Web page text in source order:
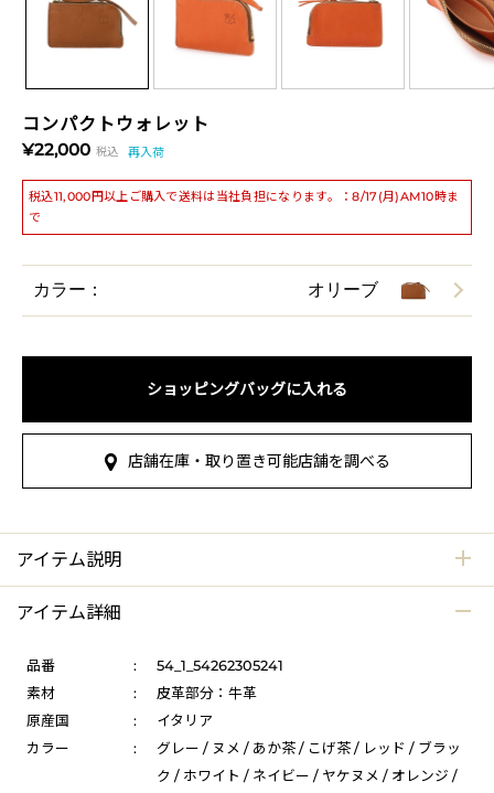
コンパクトウォレット
¥22,000 税込 再入荷
税込11,000円以上ご購入で送料は当社負担になります。：8/17(月)AM10時ま
で
カラー： オリーブ
ショッピングバッグに入れる
店舗在庫・取り置き可能店舗を調べる
アイテム説明
アイテム詳細
品番 :
54_1_54262305241
素材
:
皮革部分：牛革
原産国
:
イタリア
カラー
:
グレー / ヌメ / あか茶 / こげ茶 / レッド / ブラッ
ク / ホワイト / ネイビー / ヤケヌメ / オレンジ /